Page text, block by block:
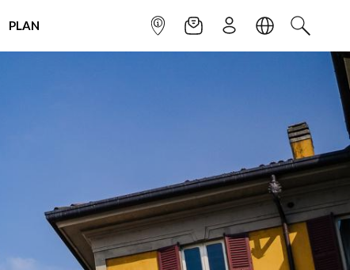
PLAN INFOPOINTNEWSLETTER
SIGN UPLANGUAGE
SEARCH